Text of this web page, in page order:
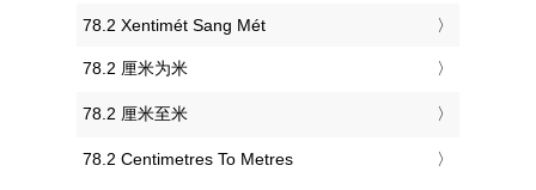
‎78.2 Xentimét Sang Mét
‎78.2 厘米为米
‎78.2 厘米至米
‎78.2 Centimetres To Metres